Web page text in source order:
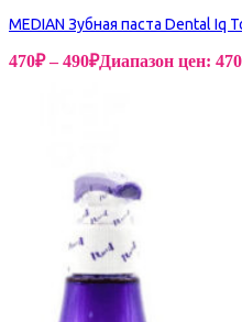
MEDIAN Зубная паста Dental Iq
470₽ – 490₽Диапазон цен: